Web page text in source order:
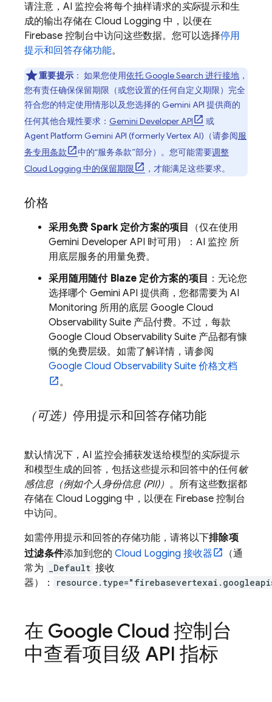
请注意，AI 监控会将每个抽样请求的实际提示和生
成的输出存储在 Cloud Logging 中，以便在
Firebase 控制台中访问这些数据。您可以选择停用
提示和回答存储功能。
重要提示 ： 如果您使用依托 Google Search 进行接地 ，
您有责任确保保留期限（或您设置的任何自定义期限）完全
符合您的特定使用情形以及您选择的 Gemini API 提供商的
任何其他合规性要求： Gemini Developer API
或
Agent Platform Gemini API (formerly Vertex AI) （请参阅服
务专用条款
中的“服务条款”部分）。您可能需要调整
Cloud Logging 中的保留期限 ，才能满足这些要求。
价格
采用免费 Spark 定价方案的项目
（仅在使用
Gemini Developer API 时可用）：AI 监控 所
用底层服务的用量免费。
采用随用随付 Blaze 定价方案的项目 ：无论您
选择哪个 Gemini API 提供商，您都需要为 AI
Monitoring 所用的底层 Google Cloud
Observability Suite 产品付费。不过，每款
Google Cloud Observability Suite 产品都有慷
慨的免费层级。如需了解详情，请参阅
Google Cloud Observability Suite 价格文档
。
（可选） 停用提示和回答存储功能
默认情况下，AI 监控会捕获发送给模型的实际提示
和模型生成的回答，包括这些提示和回答中的任何敏
感信息（例如个人身份信息 (PII)） 。所有这些数据都
存储在 Cloud Logging 中，以便在 Firebase 控制台
中访问。
如需停用提示和回答的存储功能，请将以下排除项
过滤条件添加到您的 Cloud Logging 接收器
（通
常为
_Default 接收
器）：
在 Google Cloud 控制台
中查看项目级 API 指标